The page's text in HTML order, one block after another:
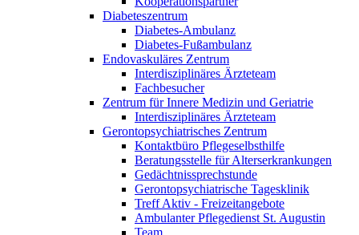
Diabeteszentrum
Diabetes-Ambulanz
Diabetes-Fußambulanz
Endovaskuläres Zentrum
Interdisziplinäres Ärzteteam
Fachbesucher
Zentrum für Innere Medizin und Geriatrie
Interdisziplinäres Ärzteteam
Gerontopsychiatrisches Zentrum
Kontaktbüro Pflegeselbsthilfe
Beratungsstelle für Alterserkrankungen
Gedächtnissprechstunde
Gerontopsychiatrische Tagesklinik
Treff Aktiv - Freizeitangebote
Ambulanter Pflegedienst St. Augustin
Team